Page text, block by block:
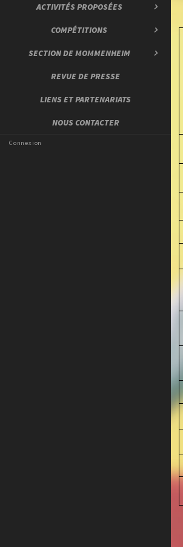
ACTIVITÉS PROPOSÉES
COMPÉTITIONS
SECTION DE MOMMENHEIM
REVUE DE PRESSE
LIENS ET PARTENARIATS
NOUS CONTACTER
Connexion